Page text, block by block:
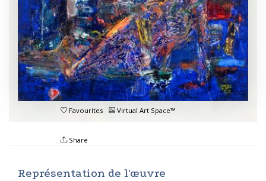
Favourites Virtual Art Space™
Share
Représentation de l'œuvre